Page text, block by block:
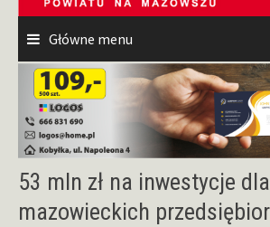
Główne menu
53 mln zł na inwestycje dla
mazowieckich